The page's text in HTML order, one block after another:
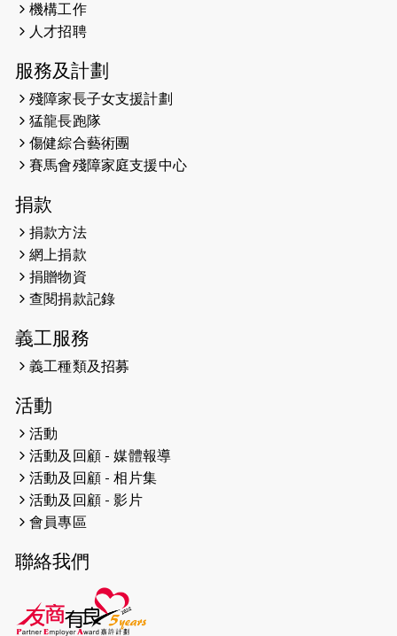
2026-05-21
2026-05-14
（19:00開始）
2026-05-07
開始）
2026-04-30
2026-04-25
2026-04-24
2026-04-23
2026-04-19
2026-04-16
猛龍長跑隊恆常練習 - 4月16日
（19:00開始）
2026-04-12
2026-04-11
2026-04-10 太古家＋賞系列：漫步魔術與音樂
機構工作
人才招聘
服務及計劃
殘障家長子女支援計劃
猛龍長跑隊
傷健綜合藝術團
賽馬會殘障家庭支援中心
捐款
捐款方法
網上捐款
捐贈物資
查閱捐款記錄
義工服務
義工種類及招募
活動
活動
活動及回顧 - 媒體報導
活動及回顧 - 相片集
活動及回顧 - 影片
會員專區
聯絡我們